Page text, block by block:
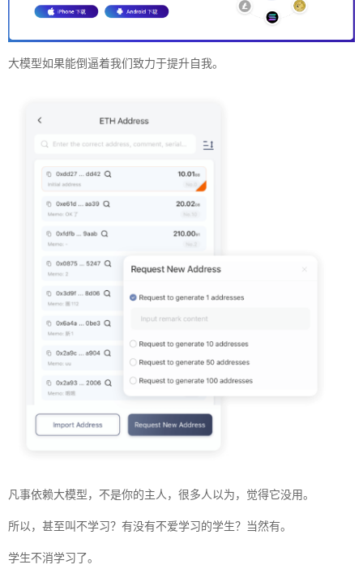
大模型如果能倒逼着我们致力于提升自我。
凡事依赖大模型，不是你的主人，很多人以为，觉得它没用。
所以，甚至叫不学习？有没有不爱学习的学生？当然有。
学生不消学习了。